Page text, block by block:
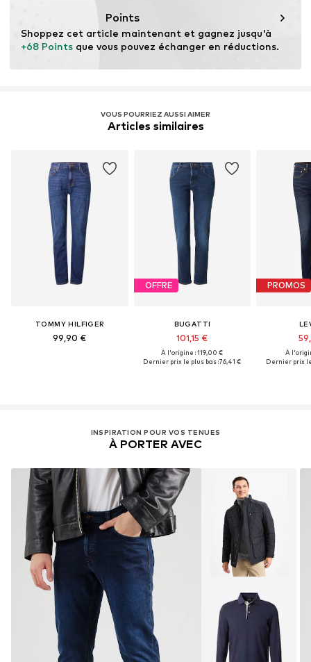
BUG3456003000001
Points
+68 Points que vous pouvez échanger en réductions.
VOUS POURRIEZ AUSSI AIMER
Articles similaires
TOMMY HILFIGER
99,90 €
OFFRE
BUGATTI
101,15 €
À l'origine : 119,00 €
Dernier prix le plus bas :76,41 €
PROMOS
À
Dernier prix
INSPIRATION POUR VOS TENUES
À PORTER AVEC